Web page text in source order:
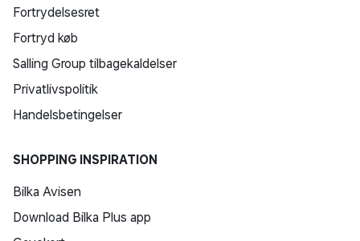
Fortrydelsesret
Fortryd køb
Salling Group tilbagekaldelser
Privatlivspolitik
Handelsbetingelser
SHOPPING INSPIRATION
Bilka Avisen
Download Bilka Plus app